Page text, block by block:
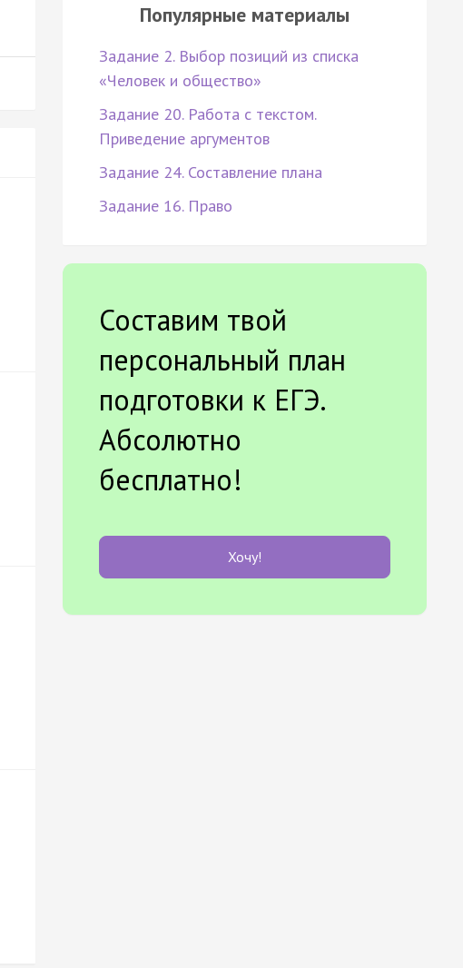
Популярные материалы
Задание 2. Выбор позиций из списка
«Человек и общество»
Задание 20. Работа с текстом.
Приведение аргументов
Задание 24. Составление плана
Задание 16. Право
Составим твой
персональный план
подготовки к ЕГЭ.
Абсолютно
бесплатно!
Хочу!